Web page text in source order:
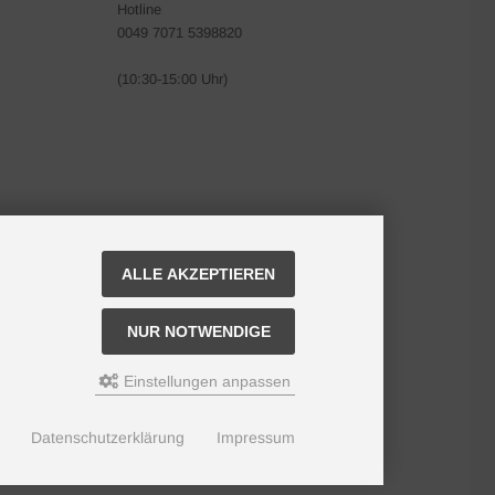
Hotline
0049 7071 5398820
(10:30-15:00 Uhr)
ALLE AKZEPTIEREN
NUR NOTWENDIGE
Einstellungen anpassen
Datenschutzerklärung Impressum